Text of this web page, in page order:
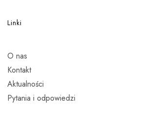
Linki
O nas
Kontakt
Aktualności
Pytania i odpowiedzi